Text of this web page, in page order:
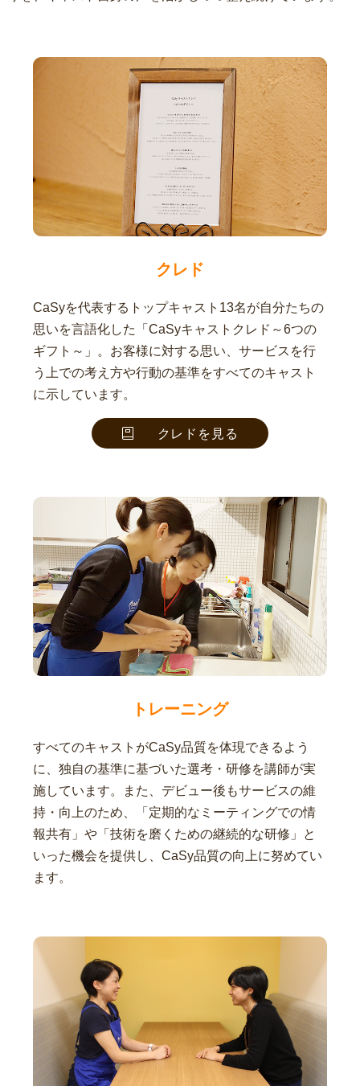
クレド
CaSyを代表するトップキャスト13名が自分たちの
思いを言語化した「CaSyキャストクレド～6つの
ギフト～」。お客様に対する思い、サービスを行
う上での考え方や行動の基準をすべてのキャスト
に示しています。
クレドを見る
トレーニング
すべてのキャストがCaSy品質を体現できるよう
に、独自の基準に基づいた選考・研修を講師が実
施しています。また、デビュー後もサービスの維
持・向上のため、「定期的なミーティングでの情
報共有」や「技術を磨くための継続的な研修」と
いった機会を提供し、CaSy品質の向上に努めてい
ます。